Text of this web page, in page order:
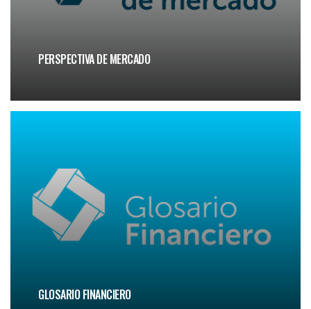
PERSPECTIVA DE MERCADO
GLOSARIO FINANCIERO